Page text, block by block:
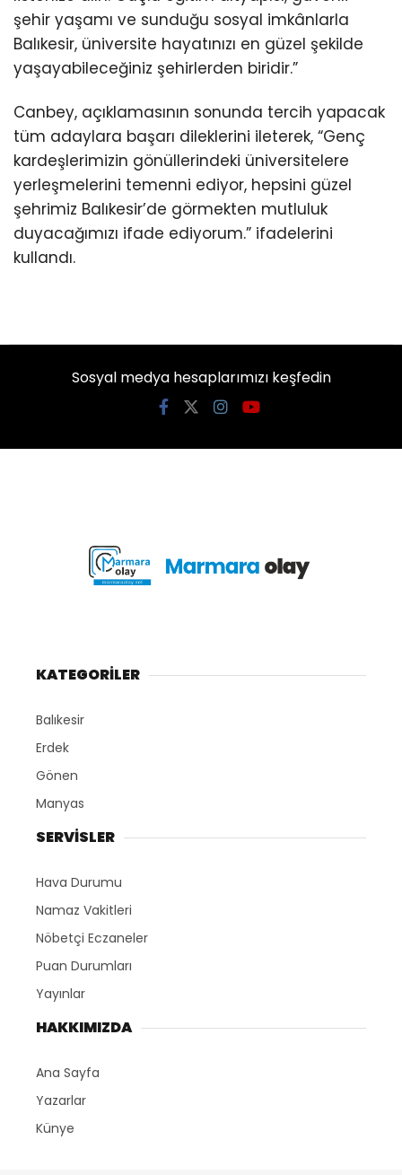
şehir yaşamı ve sunduğu sosyal imkânlarla
Balıkesir, üniversite hayatınızı en güzel şekilde
yaşayabileceğiniz şehirlerden biridir.”
Canbey, açıklamasının sonunda tercih yapacak
tüm adaylara başarı dileklerini ileterek, “Genç
kardeşlerimizin gönüllerindeki üniversitelere
yerleşmelerini temenni ediyor, hepsini güzel
şehrimiz Balıkesir’de görmekten mutluluk
duyacağımızı ifade ediyorum.” ifadelerini
kullandı.
Sosyal medya hesaplarımızı keşfedin
KATEGORİLER
Balıkesir
Erdek
Gönen
Manyas
SERVİSLER
Hava Durumu
Namaz Vakitleri
Nöbetçi Eczaneler
Puan Durumları
Yayınlar
HAKKIMIZDA
Ana Sayfa
Yazarlar
Künye